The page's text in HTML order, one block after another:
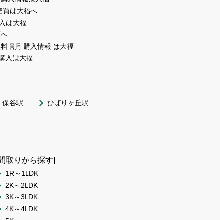
買は大福へ
は大福
割引購入情報 は大福
入は大福
保谷駅
ひばりヶ丘駅
取りから探す]
1R～1LDK
2K～2LDK
3K～3LDK
4K～4LDK